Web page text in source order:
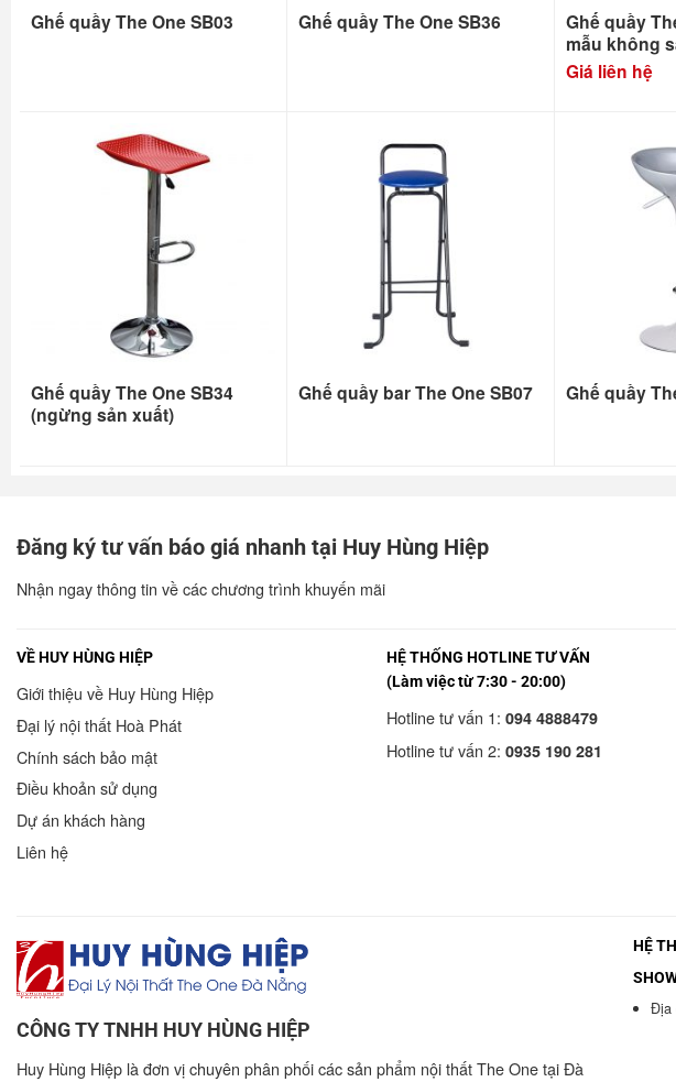
Ghế quầy The One SB03 Ghế quầy The One SB36
Ghế quầy
mẫu không
Giá liên hệ
Ghế quầy The One SB34
(ngừng sản xuất)
Ghế quầy bar The One SB07 Ghế quầy
Đăng ký tư vấn báo giá nhanh tại Huy Hùng Hiệp
Nhận ngay thông tin về các chương trình khuyến mãi
VỀ HUY HÙNG HIỆP
Giới thiệu về Huy Hùng Hiệp
Đại lý nội thất Hoà Phát
Chính sách bảo mật
Điều khoản sử dụng
Dự án khách hàng
Liên hệ
HỆ THỐNG HOTLINE TƯ VẤN
(Làm việc từ 7:30 - 20:00)
Hotline tư vấn 1: 094 4888479
Hotline tư vấn 2: 0935 190 281
CÔNG TY TNHH HUY HÙNG HIỆP
Huy Hùng Hiệp là đơn vị chuyên phân phối các sản phẩm nội thất The One tại Đà
HỆ
Địa